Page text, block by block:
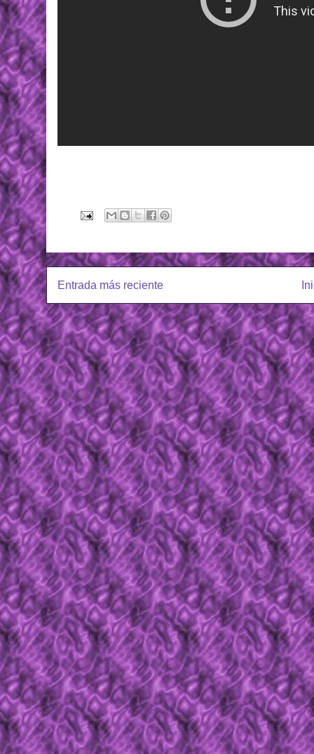
Entrada más reciente